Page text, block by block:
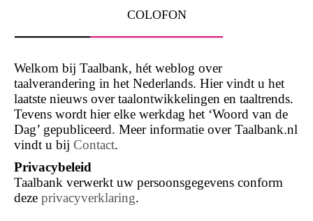
COLOFON
Welkom bij Taalbank, hét weblog over
taalverandering in het Nederlands. Hier vindt u het
laatste nieuws over taalontwikkelingen en taaltrends.
Tevens wordt hier elke werkdag het ‘Woord van de
Dag’ gepubliceerd. Meer informatie over Taalbank.nl
vindt u bij Contact.
Privacybeleid
Taalbank verwerkt uw persoonsgegevens conform
deze privacyverklaring.